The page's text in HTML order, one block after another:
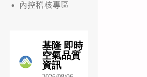
內控稽核專區